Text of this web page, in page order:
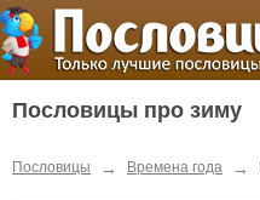
Пословицы про зиму
Пословицы → Времена года →